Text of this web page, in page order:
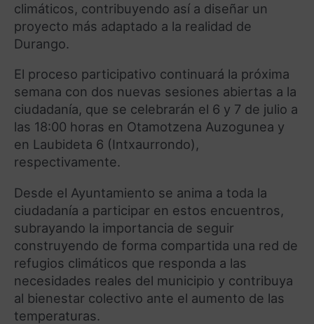
climáticos, contribuyendo así a diseñar un
proyecto más adaptado a la realidad de
Durango.
El proceso participativo continuará la próxima
semana con dos nuevas sesiones abiertas a la
ciudadanía, que se celebrarán el 6 y 7 de julio a
las 18:00 horas en Otamotzena Auzogunea y
en Laubideta 6 (Intxaurrondo),
respectivamente.
Desde el Ayuntamiento se anima a toda la
ciudadanía a participar en estos encuentros,
subrayando la importancia de seguir
construyendo de forma compartida una red de
refugios climáticos que responda a las
necesidades reales del municipio y contribuya
al bienestar colectivo ante el aumento de las
temperaturas.